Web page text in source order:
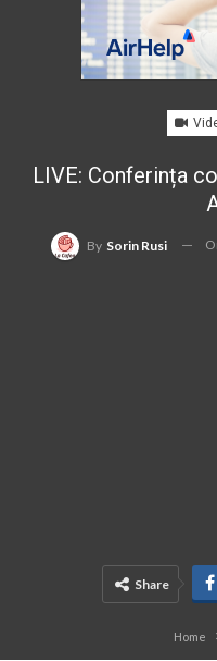
LIVE: Conferința
By Sorin Rusi
Share
Home